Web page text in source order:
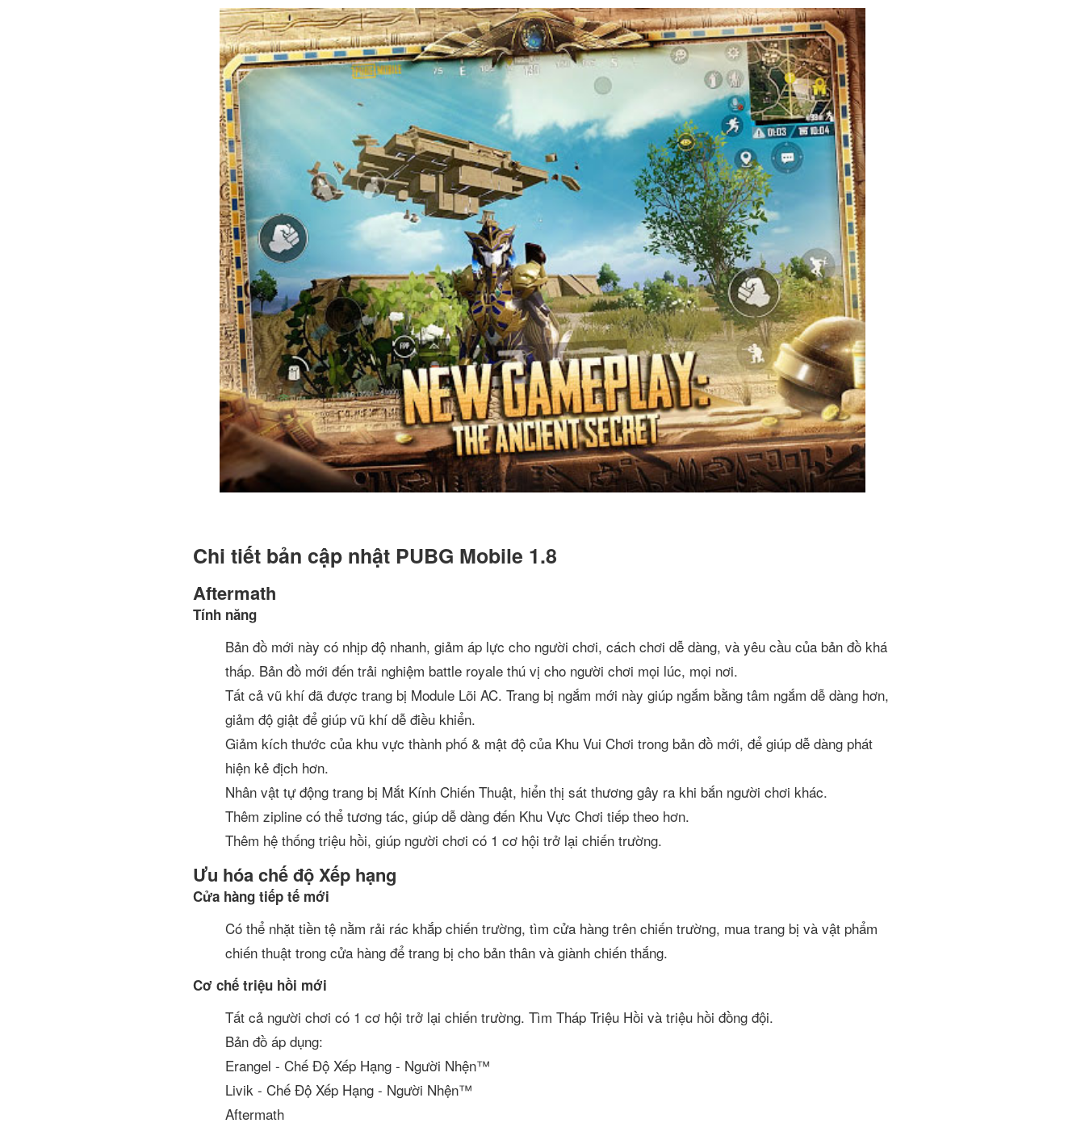
Chi tiết bản cập nhật PUBG Mobile 1.8
Aftermath
Tính năng
Bản đồ mới này có nhịp độ nhanh, giảm áp lực cho người chơi, cách chơi dễ dàng, và yêu cầu của bản đồ khá
thấp. Bản đồ mới đến trải nghiệm battle royale thú vị cho người chơi mọi lúc, mọi nơi.
Tất cả vũ khí đã được trang bị Module Lõi AC. Trang bị ngắm mới này giúp ngắm bằng tâm ngắm dễ dàng hơn,
giảm độ giật để giúp vũ khí dễ điều khiển.
Giảm kích thước của khu vực thành phố & mật độ của Khu Vui Chơi trong bản đồ mới, để giúp dễ dàng phát
hiện kẻ địch hơn.
Nhân vật tự động trang bị Mắt Kính Chiến Thuật, hiển thị sát thương gây ra khi bắn người chơi khác.
Thêm zipline có thể tương tác, giúp dễ dàng đến Khu Vực Chơi tiếp theo hơn.
Thêm hệ thống triệu hồi, giúp người chơi có 1 cơ hội trở lại chiến trường.
Ưu hóa chế độ Xếp hạng
Cửa hàng tiếp tế mới
Có thể nhặt tiền tệ nằm rải rác khắp chiến trường, tìm cửa hàng trên chiến trường, mua trang bị và vật phẩm
chiến thuật trong cửa hàng để trang bị cho bản thân và giành chiến thắng.
Cơ chế triệu hồi mới
Tất cả người chơi có 1 cơ hội trở lại chiến trường. Tìm Tháp Triệu Hồi và triệu hồi đồng đội.
Bản đồ áp dụng:
Erangel - Chế Độ Xếp Hạng - Người Nhện™
Livik - Chế Độ Xếp Hạng - Người Nhện™
Aftermath